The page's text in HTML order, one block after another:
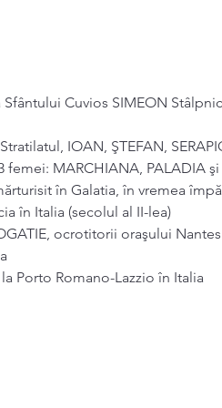
Cuvios SIMEON
IOAN, ŞTEFAN,
MARCHIANA, PALADIA
în Galatia, în vremea
în Italia (secolul al II-lea)
ocrotitorii oraşului
Porto Romano-Lazzio în Italia